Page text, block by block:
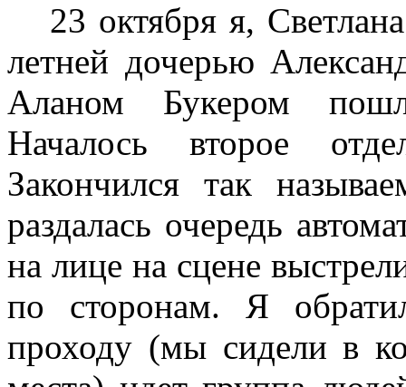
23 октября я,
летней дочерью
Аланом Букером
Началось второе
Закончился так
раздалась очередь
на лице на сцене
по сторонам. Я
проходу (мы сидели в